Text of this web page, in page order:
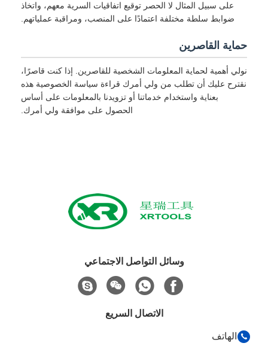
على سبيل المثال لا الحصر توقيع اتفاقيات السرية معهم، واتخاذ
ضوابط سلطة مختلفة اعتمادًا على المنصب، ومراقبة عملياتهم.
حماية القاصرين
نولي أهمية لحماية المعلومات الشخصية للقاصرين. إذا كنت قاصرًا،
نقترح عليك أن تطلب من ولي أمرك قراءة سياسة الخصوصية هذه
بعناية واستخدام خدماتنا أو تزويدنا بالمعلومات على أساس
الحصول على موافقة ولي أمرك.
وسائل التواصل الاجتماعي
الاتصال السريع
الهاتف